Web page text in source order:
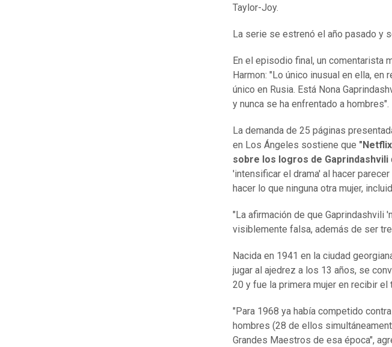
Taylor-Joy.
La serie se estrenó el año pasado y
En el episodio final, un comentarista
Harmon: "Lo único inusual en ella,
único en Rusia. Está Nona
y nunca se ha enfrentado a hombres".
La demanda de 25 páginas
en Los Ángeles sostiene que
sobre los logros de Gaprindashvili
'intensificar el drama' al hacer
hacer lo que ninguna otra mujer,
"La afirmación de que Gaprindashvili
visiblemente falsa, además de ser
Nacida en 1941 en la ciudad
jugar al ajedrez a los 13 años, se
20 y fue la primera mujer en recibir el
"Para 1968 ya había competido
hombres (28 de ellos
Grandes Maestros de esa época",